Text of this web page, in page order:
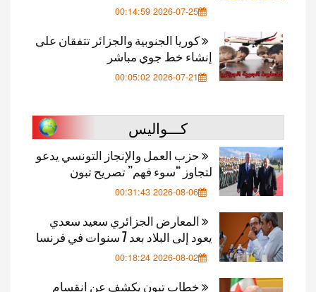
2026-07-25 00:14:59
كوريا الجنوبية والجزائر تتفقان على
إنشاء خط جوي مباشر
2026-07-21 00:05:02
كـــواليس
حزب العمل والإنجاز التونسي يدعو
لتجاوز “سوء فهم” تصريح تبون
2026-08-06 00:31:43
المعارض الجزائري سعيد سعدي
يعود إلى البلاد بعد 7 سنوات في فرنسا
2026-08-02 00:18:24
خطاب تبون يكشف عن انقسام